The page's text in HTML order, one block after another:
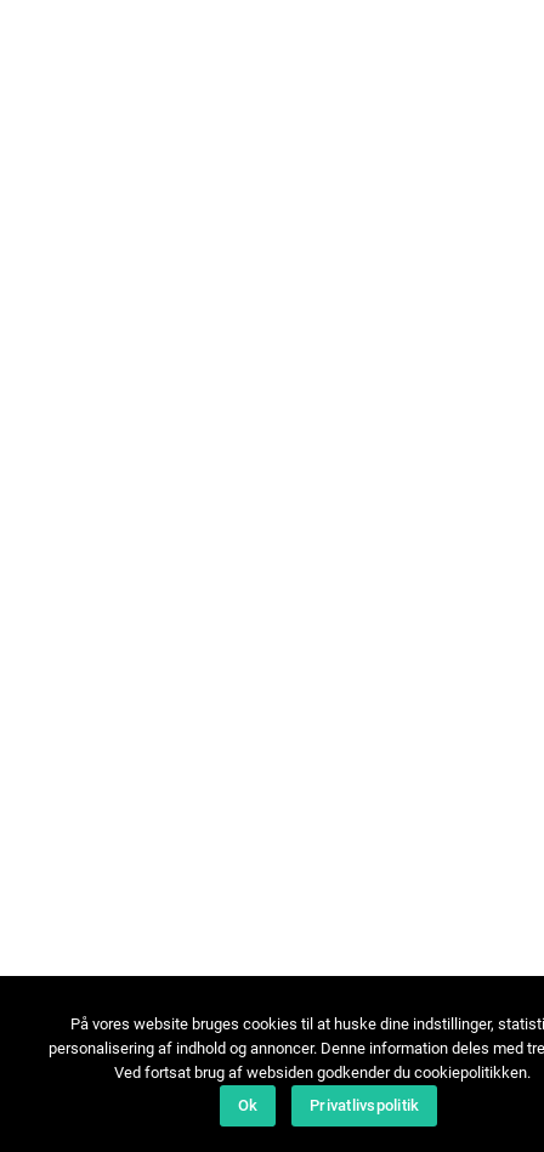
På vores website bruges cookies til at huske dine indstillinger,
personalisering af indhold og annoncer. Denne information deles med
Ved fortsat brug af websiden godkender du cookiepolitikken.
Ok
Privatlivspolitik